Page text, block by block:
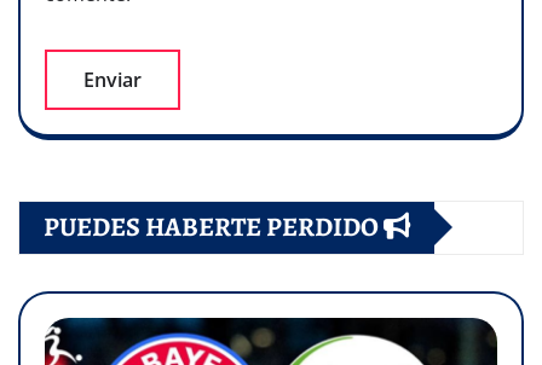
PUEDES HABERTE PERDIDO